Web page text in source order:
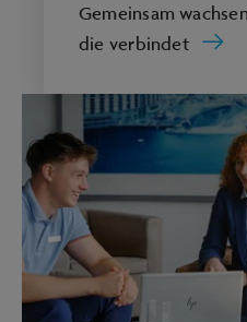
Gemeinsam
die verbindet